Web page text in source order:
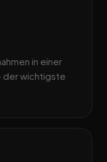
in einer
der wichtigste